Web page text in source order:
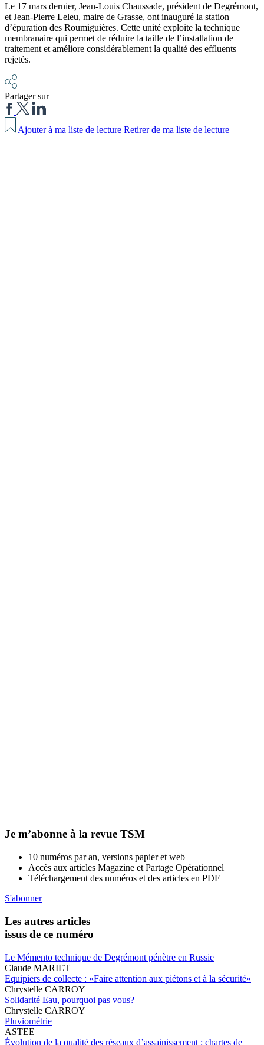
Le 17 mars dernier, Jean-Louis Chaussade, président de Degrémont,
et Jean-Pierre Leleu, maire de Grasse, ont inauguré la station
d’épuration des Roumiguières. Cette unité exploite la technique
membranaire qui permet de réduire la taille de l’installation de
traitement et améliore considérablement la qualité des effluents
rejetés.
Partager sur
Ajouter à ma liste de lecture Retirer de ma liste de lecture
Je m’abonne à la revue TSM
10 numéros par an, versions papier et web
Accès aux articles Magazine et Partage Opérationnel
Téléchargement des numéros et des articles en PDF
S'abonner
Les autres articles
issus de ce numéro
Le Mémento technique de Degrémont pénètre en Russie
Claude MARIET
Equipiers de collecte : «Faire attention aux piétons et à la sécurité»
Chrystelle CARROY
Solidarité Eau, pourquoi pas vous?
Chrystelle CARROY
Pluviométrie
ASTEE
Évolution de la qualité des réseaux d’assainissement : chartes de